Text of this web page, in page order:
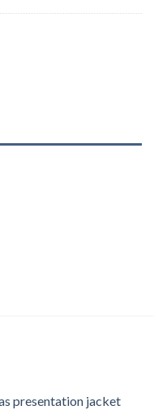
presentation jacket